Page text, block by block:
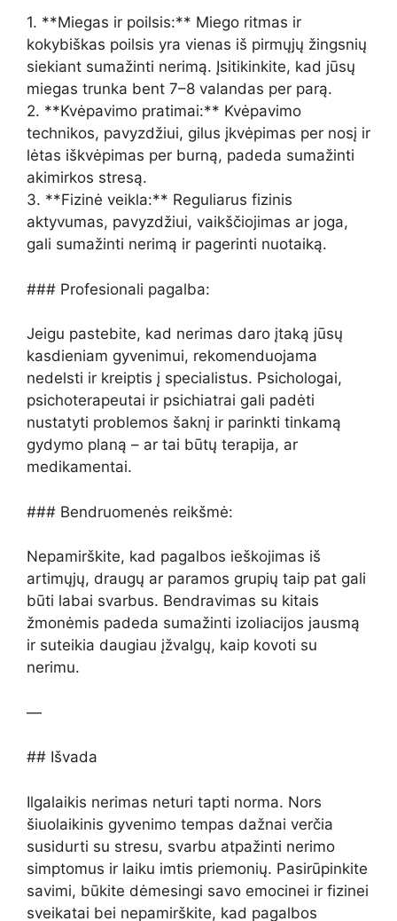
1. **Miegas ir poilsis:** Miego ritmas ir
kokybiškas poilsis yra vienas iš pirmųjų žingsnių
siekiant sumažinti nerimą. Įsitikinkite, kad jūsų
miegas trunka bent 7–8 valandas per parą.
2. **Kvėpavimo pratimai:** Kvėpavimo
technikos, pavyzdžiui, gilus įkvėpimas per nosį ir
lėtas iškvėpimas per burną, padeda sumažinti
akimirkos stresą.
3. **Fizinė veikla:** Reguliarus fizinis
aktyvumas, pavyzdžiui, vaikščiojimas ar joga,
gali sumažinti nerimą ir pagerinti nuotaiką.
### Profesionali pagalba:
Jeigu pastebite, kad nerimas daro įtaką jūsų
kasdieniam gyvenimui, rekomenduojama
nedelsti ir kreiptis į specialistus. Psichologai,
psichoterapeutai ir psichiatrai gali padėti
nustatyti problemos šaknį ir parinkti tinkamą
gydymo planą – ar tai būtų terapija, ar
medikamentai.
### Bendruomenės reikšmė:
Nepamirškite, kad pagalbos ieškojimas iš
artimųjų, draugų ar paramos grupių taip pat gali
būti labai svarbus. Bendravimas su kitais
žmonėmis padeda sumažinti izoliacijos jausmą
ir suteikia daugiau įžvalgų, kaip kovoti su
nerimu.
—
## Išvada
Ilgalaikis nerimas neturi tapti norma. Nors
šiuolaikinis gyvenimo tempas dažnai verčia
susidurti su stresu, svarbu atpažinti nerimo
simptomus ir laiku imtis priemonių. Pasirūpinkite
savimi, būkite dėmesingi savo emocinei ir fizinei
sveikatai bei nepamirškite, kad pagalbos